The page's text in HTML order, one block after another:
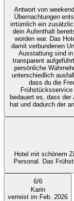
Antwort von
Übernachtungen
irrtümlich ein
dein Aufenthalt
worden war. Das
damit verbundenen
Ausstattung sind
transparent
persönliche
unterschiedlich
dass du die
bedauert es, dass
hat und dadurch der
Hotel mit schönem
Personal. Das
6/6
Karin
verreist im Feb. 2026